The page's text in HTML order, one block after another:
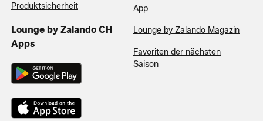
Produktsicherheit
Lounge by Zalando CH
Apps
App
Lounge by Zalando Magazin
Favoriten der nächsten
Saison